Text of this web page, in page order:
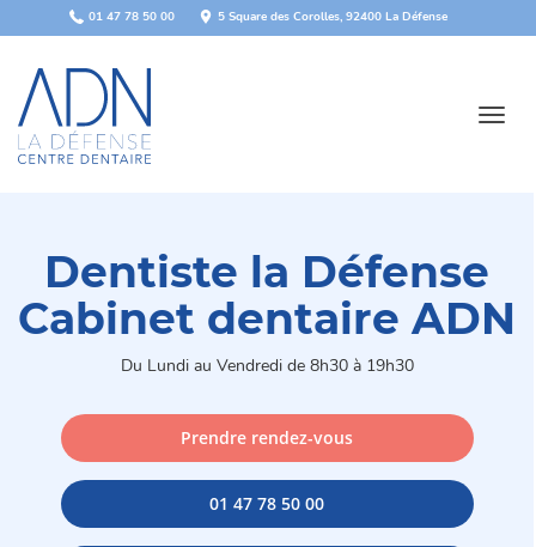
01 47 78 50 00 5 Square des Corolles, 92400 La Défense
Dentiste la Défense
Cabinet dentaire ADN
Du Lundi au Vendredi de 8h30 à 19h30
Prendre rendez-vous
01 47 78 50 00
Panneau de gestion des cookies